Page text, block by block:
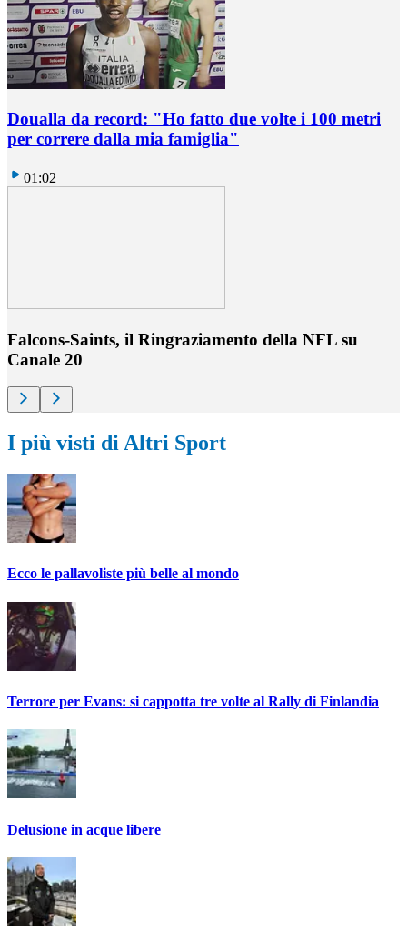
Doualla da record: "Ho fatto due volte i 100 metri
per correre dalla mia famiglia"
01:02
Falcons-Saints, il Ringraziamento della NFL su
Canale 20
I più visti di Altri Sport
Ecco le pallavoliste più belle al mondo
Terrore per Evans: si cappotta tre volte al Rally di Finlandia
Delusione in acque libere